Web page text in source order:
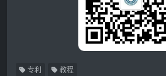
专利 教程